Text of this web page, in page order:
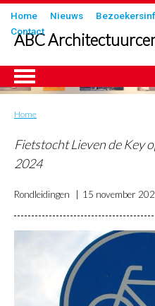
Overslaan
en
naar
inhoud
gaan
Submenu
Home Nieuws
Contact
ABC
Kruimelpad
Home
Fietstocht Lieven de Key
2024
Rondleidingen 15 november